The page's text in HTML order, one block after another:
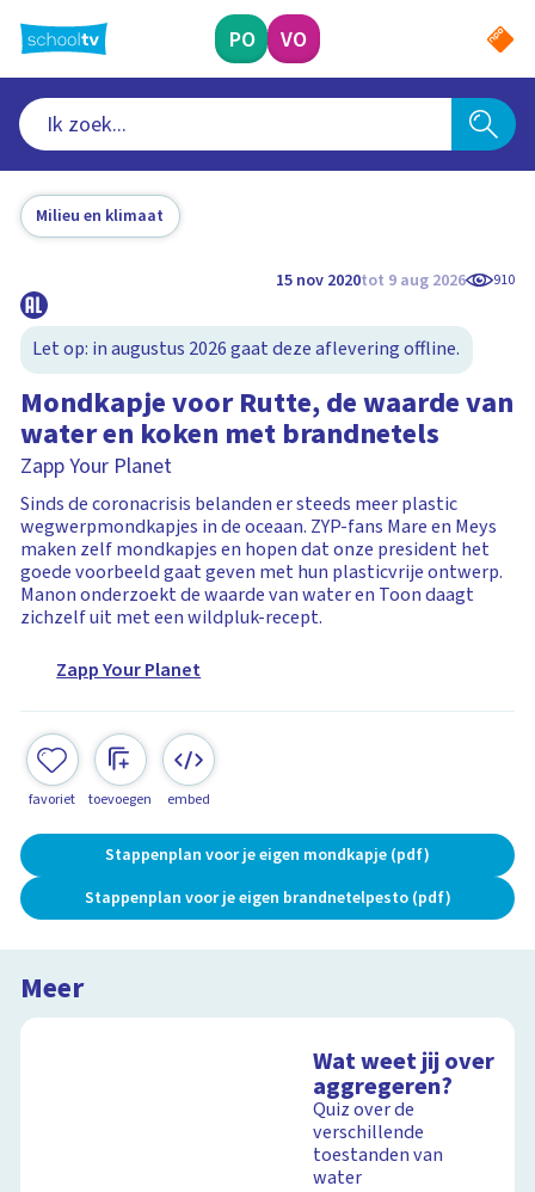
naar
hoofdinhoud
PO VO
Milieu en klimaat
15 nov 2020tot 9 aug 2026 910
Let op: in augustus 2026 gaat deze aflevering offline.
Mondkapje voor Rutte, de waarde van
water en koken met brandnetels
Zapp Your Planet
Sinds de coronacrisis belanden er steeds meer plastic
wegwerpmondkapjes in de oceaan. ZYP-fans Mare en Meys
maken zelf mondkapjes en hopen dat onze president het
goede voorbeeld gaat geven met hun plasticvrije ontwerp.
Manon onderzoekt de waarde van water en Toon daagt
zichzelf uit met een wildpluk-recept.
Zapp Your Planet
favoriet toevoegen embed
Stappenplan voor je eigen mondkapje (pdf)
Stappenplan voor je eigen brandnetelpesto (pdf)
Meer
Wat weet jij over
aggregeren?
Quiz over de
verschillende
toestanden van
water